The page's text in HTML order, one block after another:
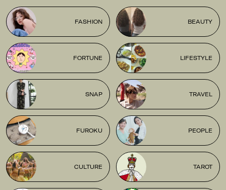
FASHION BEAUTY
FORTUNE LIFESTYLE
SNAP TRAVEL
FUROKU PEOPLE
CULTURE TAROT